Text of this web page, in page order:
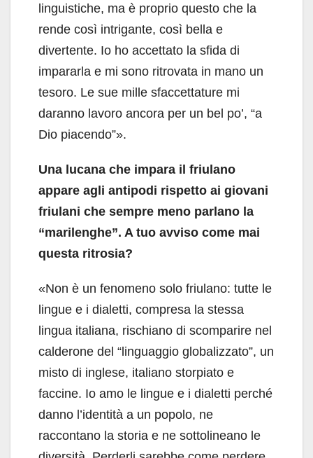
linguistiche, ma è proprio questo che la
rende così intrigante, così bella e
divertente. Io ho accettato la sfida di
impararla e mi sono ritrovata in mano un
tesoro. Le sue mille sfaccettature mi
daranno lavoro ancora per un bel po’, “a
Dio piacendo”».
Una lucana che impara il friulano
appare agli antipodi rispetto ai giovani
friulani che sempre meno parlano la
“marilenghe”. A tuo avviso come mai
questa ritrosia?
«Non è un fenomeno solo friulano: tutte le
lingue e i dialetti, compresa la stessa
lingua italiana, rischiano di scomparire nel
calderone del “linguaggio globalizzato”, un
misto di inglese, italiano storpiato e
faccine. Io amo le lingue e i dialetti perché
danno l’identità a un popolo, ne
raccontano la storia e ne sottolineano le